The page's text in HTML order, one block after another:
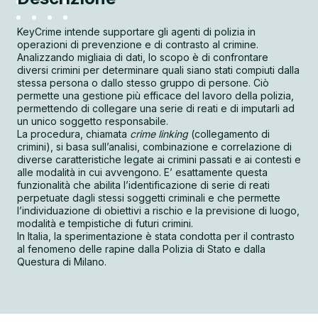
KeyCrime intende supportare gli agenti di polizia in
operazioni di prevenzione e di contrasto al crimine.
Analizzando migliaia di dati, lo scopo è di confrontare
diversi crimini per determinare quali siano stati compiuti dalla
stessa persona o dallo stesso gruppo di persone. Ciò
permette una gestione più efficace del lavoro della polizia,
permettendo di collegare una serie di reati e di imputarli ad
un unico soggetto responsabile.
La procedura, chiamata crime linking (collegamento di
crimini), si basa sull’analisi, combinazione e correlazione di
diverse caratteristiche legate ai crimini passati e ai contesti e
alle modalità in cui avvengono. E’ esattamente questa
funzionalità che abilita l’identificazione di serie di reati
perpetuate dagli stessi soggetti criminali e che permette
l’individuazione di obiettivi a rischio e la previsione di luogo,
modalità e tempistiche di futuri crimini.
In Italia, la sperimentazione è stata condotta per il contrasto
al fenomeno delle rapine dalla Polizia di Stato e dalla
Questura di Milano.